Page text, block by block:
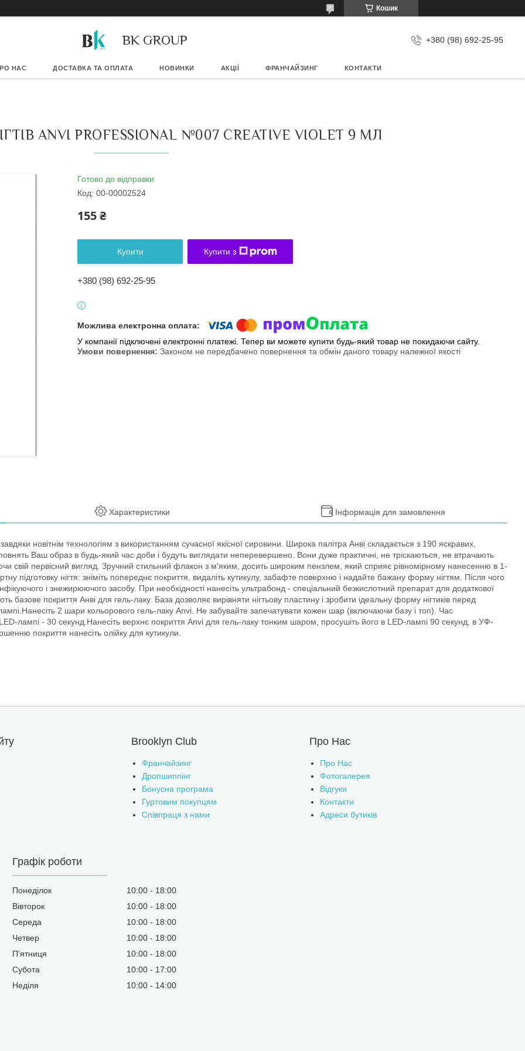
Кошик
BK GROUP +380 (98) 692-25-95
НАС ДОСТАВКА ТА ОПЛАТА НОВИНКИ АКЦІЇ ФРАНЧАЙЗИНГ КОНТАКТИ
ANVI PROFESSIONAL №007 CREATIVE VIOLET 9 МЛ
Готово до відправки
Код: 00-00002524
155 ₴
Купити Купити з
+380 (98) 692-25-95
У компанії підключені електронні платежі. Тепер ви можете купити будь-який товар не покидаючи сайту.
Законом не передбачено повернення та обмін даного товару належної якості
Характеристики Інформація для замовлення
новітнім технологіям з використанням сучасної якісної сировини. Широка палітра Анві складається з 190 яскравих,
Ваш образ в будь-який час доби і будуть виглядати неперевершено. Вони дуже практичні, не тріскаються, не втрачають
свій первісний вигляд. Зручний стильний флакон з м'яким, досить широким пензлем, який сприяє рівномірному нанесенню в 1-
підготовку нігтя: зніміть попереднє покриття, видаліть кутикулу, забафте поверхню і надайте бажану форму нігтям. Після чого
і знежирюючого засобу. При необхідності нанесіть ультрабонд - спеціальний безкислотний препарат для додаткової
базове покриття Анві для гель-лаку. База дозволяє вирівняти нігтьову пластину і зробити ідеальну форму нігтиків перед
2 шари кольорового гель-лаку Anvi. Не забувайте запечатувати кожен шар (включаючи базу і топ). Час
лампі - 30 секунд.Нанесіть верхнє покриття Anvi для гель-лаку тонким шаром, просушіть його в LED-лампі 90 секунд, в УФ-
покриття нанесіть олійку для кутикули.
Brooklyn Club
Франчайзинг
Дропшиппінг
Бонусна програма
Гуртовим покупцям
Співпраця з нами
Про Нас
Про Нас
Фотогалерея
Відгуки
Контакти
Адреси бутиків
Графік роботи
Понеділок 10:00
18:00
Вівторок
10:00
18:00
Середа
10:00
18:00
Четвер
10:00
18:00
Пʼятниця
10:00
18:00
Субота
10:00
17:00
Неділя
10:00 14:00